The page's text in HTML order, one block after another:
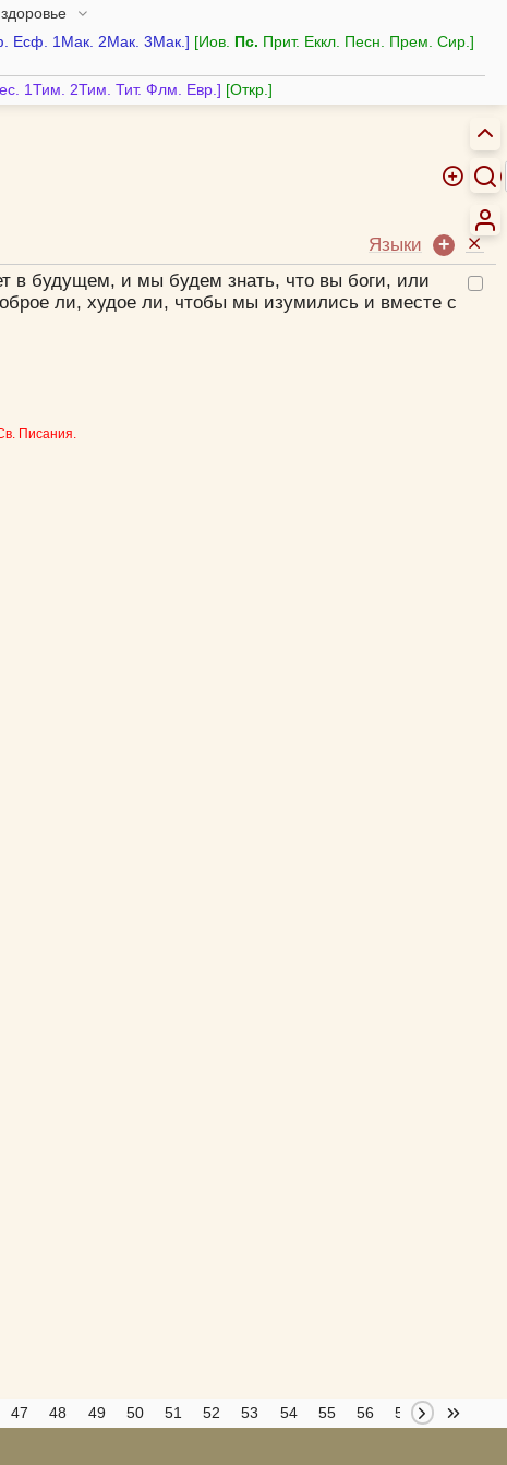
Есф. 1Мак. 2Мак. 3Мак. Иов. Пс. Прит. Еккл. Песн. Прем. Сир.
1Тим. 2Тим. Тит. Флм. Евр. Откр.
Языки
в будущем, и мы будем знать, что вы боги, или
ли, худое ли, чтобы мы изумились и вместе с
Писания.
47 48 49 50 51 52 53 54 55 56 57 58